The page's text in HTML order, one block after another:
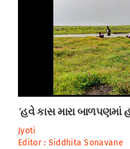
'હવે કાસ મારા
Jyoti
Editor : Siddhita Sonavane